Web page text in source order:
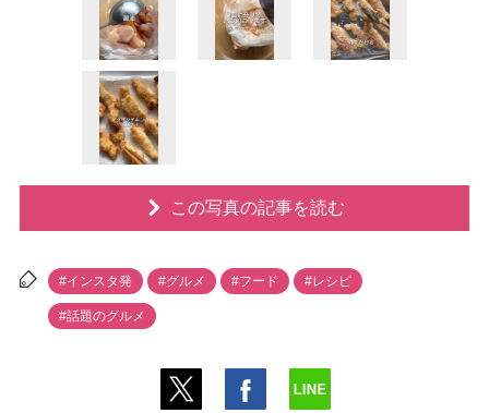
この写真の記事を読む
#インスタ発 #グルメ #フード #レシピ
#話題のグルメ